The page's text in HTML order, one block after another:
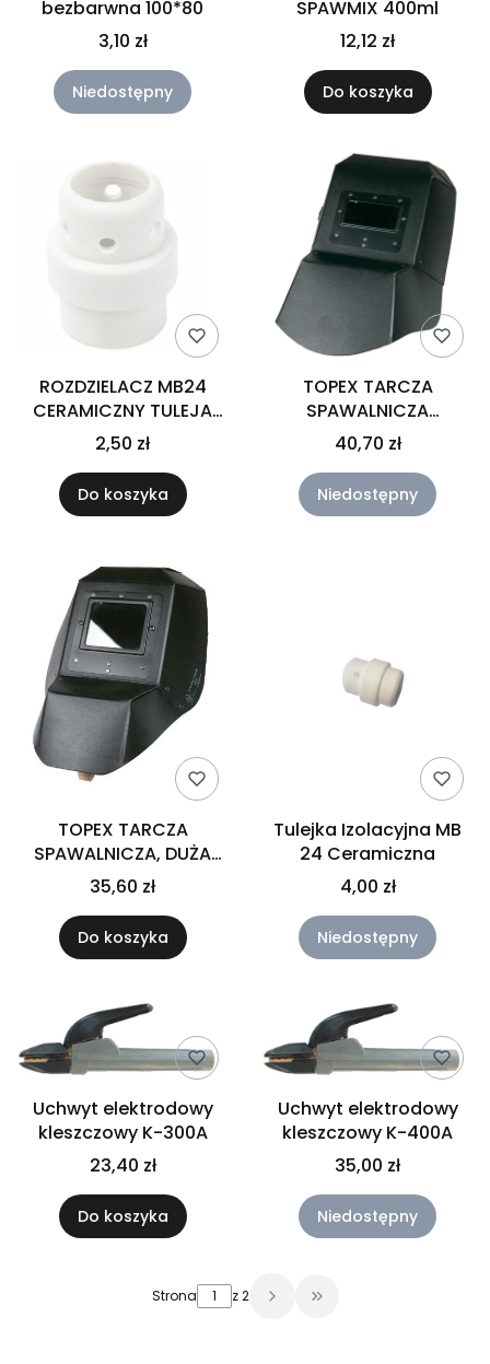
bezbarwna 100*80
3,10 zł
Niedostępny
SPAWMIX 400ml
12,12 zł
Do koszyka
ROZDZIELACZ MB24
CERAMICZNY TULEJA
IZOLACYJNA
2,50 zł
Do koszyka
TOPEX TARCZA
SPAWALNICZA
TEKTUROWA 82S210
40,70 zł
Niedostępny
TOPEX TARCZA
SPAWALNICZA, DUŻA
SZYBKA 82S211
35,60 zł
Do koszyka
Tulejka Izolacyjna MB
24 Ceramiczna
4,00 zł
Niedostępny
Uchwyt elektrodowy
kleszczowy K-300A
23,40 zł
Do koszyka
Uchwyt elektrodowy
kleszczowy K-400A
35,00 zł
Niedostępny
Strona z 2 Przejdź do ostatniej